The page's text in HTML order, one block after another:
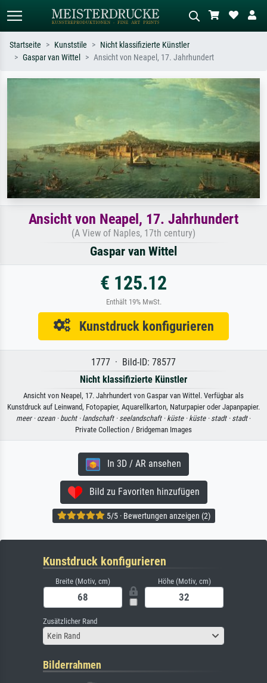
Hokusai, Akt.
Beschreiben Sie die Szene – z.B. Grüne
Wiese, Abstrakt mit viel Rot, Dunkles
Ölgemälde, Stehender Akt neben einem
Baum.
Startseite Kunststile
Nicht klassifizierte Künstler
Gaspar van Wittel
Ansicht von Neapel, 17. Jahrhundert
Ansicht von Neapel, 17. Jahrhundert
(A View of Naples, 17th century)
Gaspar van Wittel
€ 125.12
Enthält 19% MwSt.
Kunstdruck konfigurieren
1777 · Bild-ID: 78577
Nicht klassifizierte Künstler
Ansicht von Neapel, 17. Jahrhundert von Gaspar van Wittel. Verfügbar als
Kunstdruck auf Leinwand, Fotopapier, Aquarellkarton, Naturpapier oder Japanpapier.
meer · ozean · bucht · landschaft · seelandschaft · küste · küste · stadt · stadt·
Private Collection / Bridgeman Images
In 3D / AR ansehen
Bild zu Favoriten hinzufügen
5/5 · Bewertungen anzeigen (2)
Kunstdruck konfigurieren
Breite (Motiv, cm) Höhe (Motiv, cm)
Zusätzlicher Rand
Kein Rand
Bilderrahmen